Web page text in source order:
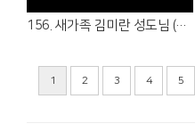
156. 새가족 김미란 성도님 (26.04.05 - 1여전도회)
1 2 3 4 5